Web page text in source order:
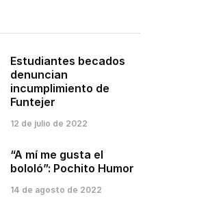
Estudiantes becados
denuncian
incumplimiento de
Funtejer
12 de julio de 2022
“A mí me gusta el
bololó”: Pochito Humor
14 de agosto de 2022